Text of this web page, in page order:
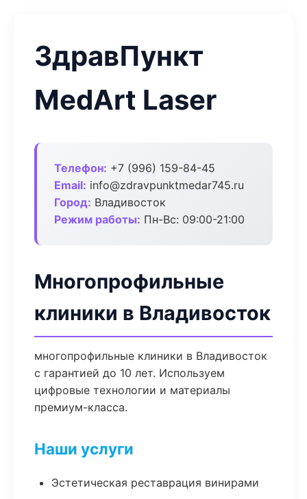
ЗдравПункт
MedArt Laser
Телефон: +7 (996) 159-84-45
Email: info@zdravpunktmedar745.ru
Город: Владивосток
Режим работы: Пн-Вс: 09:00-21:00
Многопрофильные
клиники в Владивосток
многопрофильные клиники в Владивосток
с гарантией до 10 лет. Используем
цифровые технологии и материалы
премиум-класса.
Наши услуги
Эстетическая реставрация винирами